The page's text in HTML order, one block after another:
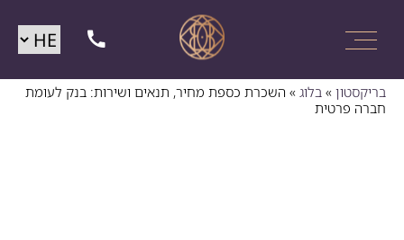
בריקסטון » בלוג » השכרת כספת מחיר, תנאים ושירות: בנק לעומת
חברה פרטית